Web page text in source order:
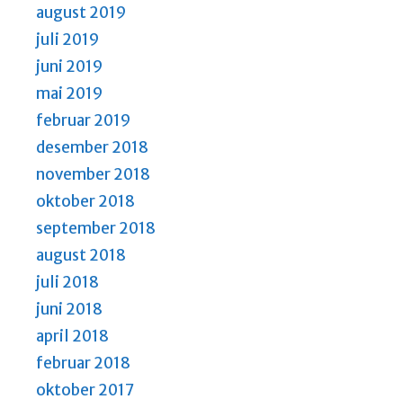
august 2019
juli 2019
juni 2019
mai 2019
februar 2019
desember 2018
november 2018
oktober 2018
september 2018
august 2018
juli 2018
juni 2018
april 2018
februar 2018
oktober 2017